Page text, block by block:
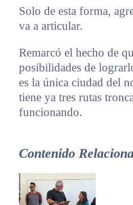
Solo de esta forma,
va a articular.
Remarcó el hecho de
posibilidades de
es la única ciudad del
tiene ya tres rutas
funcionando.
Contenido